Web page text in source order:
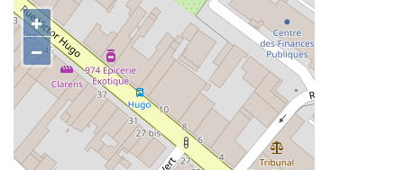
+
−